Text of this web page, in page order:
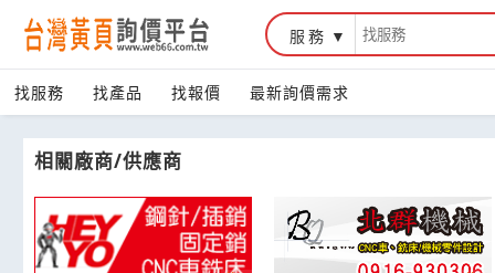
台灣黃頁詢價平台
服務
找服務 找產品 找報價 最新詢價需求
相關廠商/供應商